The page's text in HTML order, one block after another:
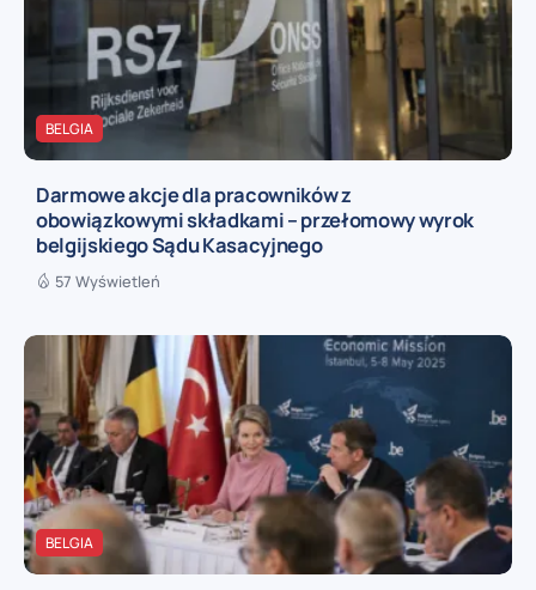
BELGIA
Darmowe akcje dla pracowników z
obowiązkowymi składkami – przełomowy wyrok
belgijskiego Sądu Kasacyjnego
57 Wyświetleń
BELGIA